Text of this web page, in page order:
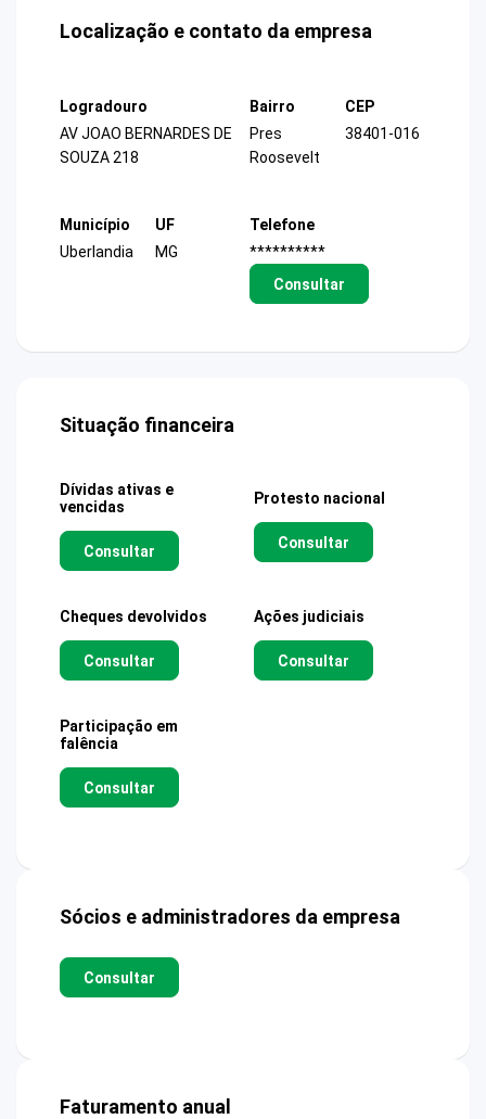
Localização e contato da empresa
Logradouro
AV JOAO BERNARDES DE
SOUZA 218
Bairro
Pres
Roosevelt
CEP
38401-016
Município
Uberlandia
UF
MG
Telefone
**********
Consultar
Situação financeira
Dívidas ativas e
vencidas
Consultar
Protesto nacional
Consultar
Cheques devolvidos
Consultar
Ações judiciais
Consultar
Participação em
falência
Consultar
Sócios e administradores da empresa
Consultar
Faturamento anual